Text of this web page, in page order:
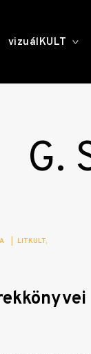
vizuálKULT
G.
LITKULT